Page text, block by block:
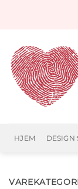
HJEM DESIGN